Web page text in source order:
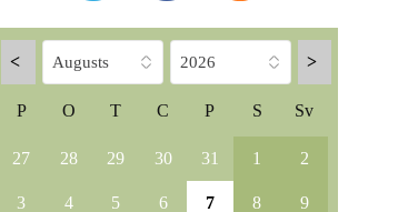
< >
P O T C P S Sv
27 28 29 30 31 1 2
3 4 5 6 7 8 9